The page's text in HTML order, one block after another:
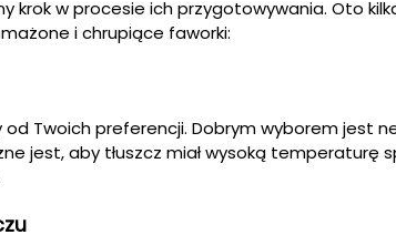
krok w procesie ich przygotowywania. Oto
i chrupiące faworki:
Twoich preferencji. Dobrym wyborem jest
jest, aby tłuszcz miał wysoką temperaturę